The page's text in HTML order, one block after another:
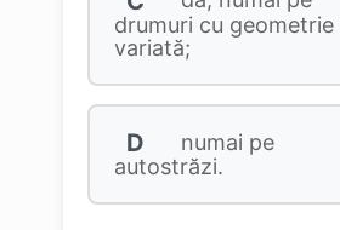
drumuri cu geometrie
variată;
D
numai pe
autostrăzi.